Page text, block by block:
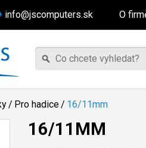
info@jscomputers.sk O
/ Pro hadice/ 16/11mm
16/11MM